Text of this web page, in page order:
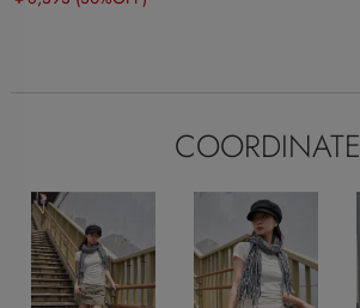
COORDINATE